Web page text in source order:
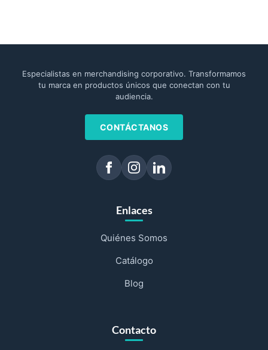
Especialistas en merchandising corporativo. Transformamos
tu marca en productos únicos que conectan con tu
audiencia.
CONTÁCTANOS
Enlaces
Quiénes Somos
Catálogo
Blog
Contacto